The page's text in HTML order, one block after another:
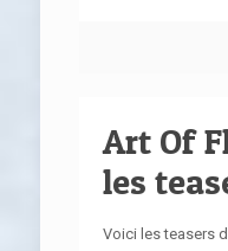
Art Of
les
Voici les teasers